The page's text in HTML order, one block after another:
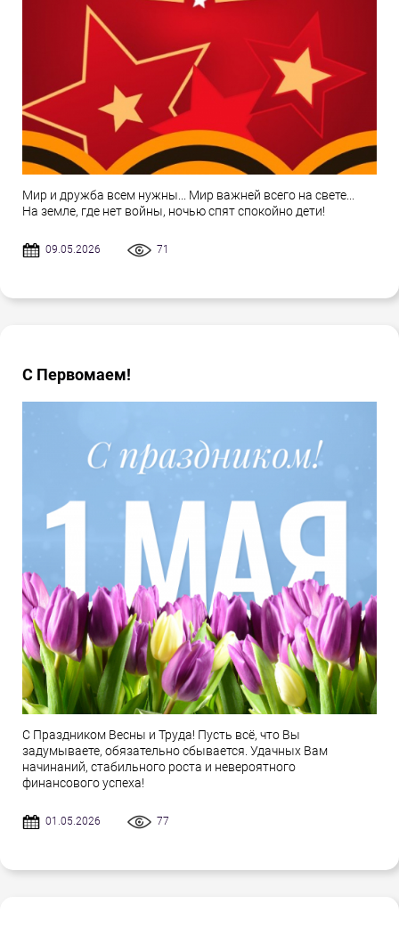
Мир и дружба всем нужны... Мир важней всего на свете...
На земле, где нет войны, ночью спят спокойно дети!
09.05.2026 71
С Первомаем!
С Праздником Весны и Труда! Пусть всё, что Вы
задумываете, обязательно сбывается. Удачных Вам
начинаний, стабильного роста и невероятного
финансового успеха!
01.05.2026 77